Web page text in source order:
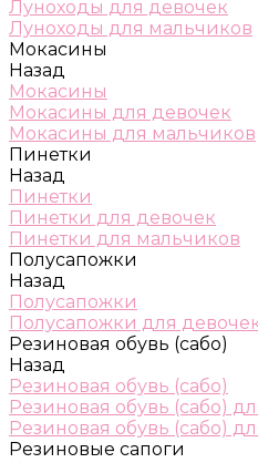
Луноходы для девочек
Луноходы для мальчиков
Мокасины
Назад
Мокасины
Мокасины для девочек
Мокасины для мальчиков
Пинетки
Назад
Пинетки
Пинетки для девочек
Пинетки для мальчиков
Полусапожки
Назад
Полусапожки
Полусапожки для
Резиновая обувь (сабо)
Назад
Резиновая обувь (сабо)
Резиновая обувь (сабо)
Резиновая обувь (сабо)
Резиновые сапоги